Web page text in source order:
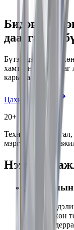
Бидэнтэй
даатгалыг
Бүтээгдэхүүн,
хамтран
карьераа бүтээ.
Цахим даатгал
20+
Технологи,
мэргэшсэн
Нээлттэй
Нөхөн